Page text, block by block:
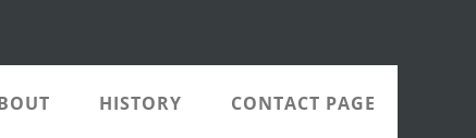
HISTORY CONTACT PAGE